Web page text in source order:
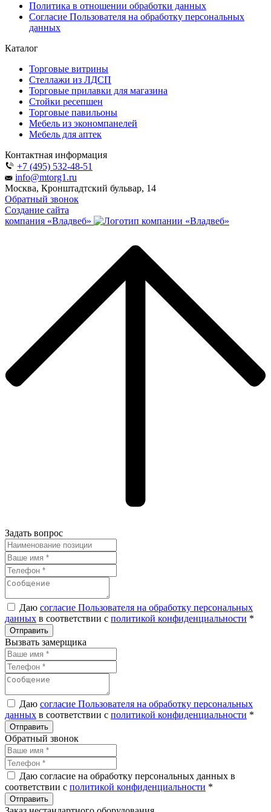
Политика в отношении обработки данных
Согласие Пользователя на обработку персональных
данных
Каталог
Торговые витрины
Стеллажи из ЛДСП
Торговые прилавки для магазина
Стойки ресепшен
Торговые павильоны
Мебель из экономпанелей
Мебель для аптек
Контактная информация
+7 (495) 532-48-51
info@mtorg1.ru
Москва, Кронштадтский бульвар, 14
Обратный звонок
Создание сайта
компания «Владвеб»
Задать вопрос
Даю согласие Пользователя на обработку персональных
данных в соответствии с политикой конфиденциальности *
Вызвать замерщика
Даю согласие Пользователя на обработку персональных
данных в соответствии с политикой конфиденциальности *
Обратный звонок
Даю согласие на обработку персональных данных в
соответствии с политикой конфиденциальности *